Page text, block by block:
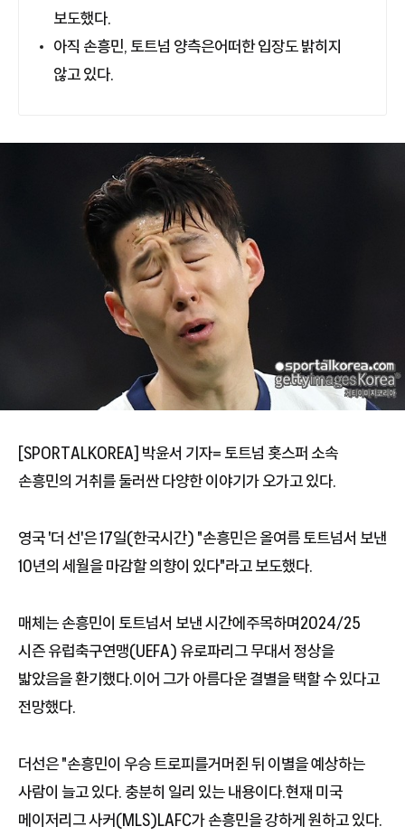
보도했다.
아직 손흥민, 토트넘 양측은어떠한 입장도 밝히지
않고 있다.
[SPORTALKOREA] 박윤서 기자= 토트넘 홋스퍼 소속
손흥민의 거취를 둘러싼 다양한 이야기가 오가고 있다.
영국 '더 선'은 17일(한국시간) "손흥민은 올여름 토트넘서 보낸
10년의 세월을 마감할 의향이 있다"라고 보도했다.
매체는 손흥민이 토트넘서 보낸 시간에주목하며2024/25
시즌 유럽축구연맹(UEFA) 유로파리그 무대서 정상을
밟았음을 환기했다.이어 그가 아름다운 결별을 택할 수 있다고
전망했다.
더선은 "손흥민이 우승 트로피를거머쥔 뒤 이별을 예상하는
사람이 늘고 있다. 충분히 일리 있는 내용이다.현재 미국
메이저리그 사커(MLS)LAFC가 손흥민을 강하게 원하고 있다.